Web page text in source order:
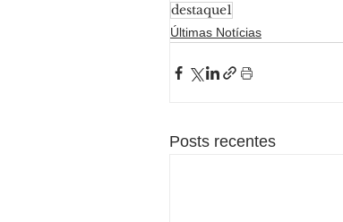
destaque1
Últimas Notícias
Posts recentes